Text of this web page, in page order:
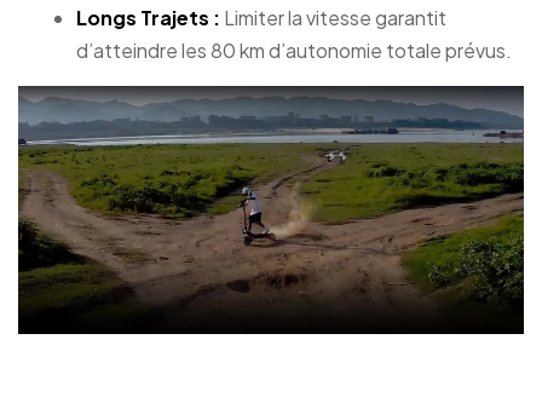
Longs Trajets : Limiter la vitesse garantit
d’atteindre les 80 km d’autonomie totale prévus.